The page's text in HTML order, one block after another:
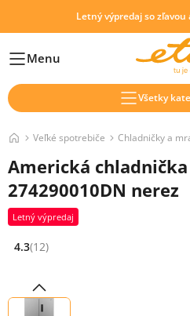
Letný výpredaj so zľavou
HlavníMenu
Všetky
Veľké spotrebiče Chladničky a
Americká chladnička
274290010DN nerez
Letný výpredaj
Hodnocení: 4.3 z 5 (12 recenzí)
4.3(12)